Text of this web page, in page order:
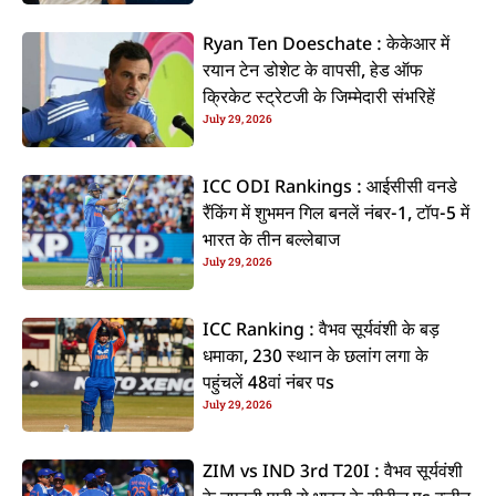
Ryan Ten Doeschate : केकेआर में
रयान टेन डोशेट के वापसी, हेड ऑफ
क्रिकेट स्ट्रेटजी के जिम्मेदारी संभरिहें
July 29, 2026
ICC ODI Rankings : आईसीसी वनडे
रैंकिंग में शुभमन गिल बनलें नंबर-1, टॉप-5 में
भारत के तीन बल्लेबाज
July 29, 2026
ICC Ranking : वैभव सूर्यवंशी के बड़
धमाका, 230 स्थान के छलांग लगा के
पहुंचलें 48वां नंबर पs
July 29, 2026
ZIM vs IND 3rd T20I : वैभव सूर्यवंशी